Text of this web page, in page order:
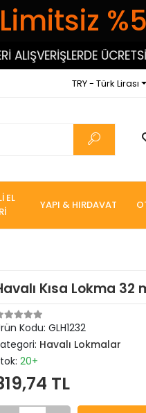
ÜCRETSİZ
TRY - Türk Lirası
EL
YAPI & HIRDAVAT
Kısa Lokma 32
Kodu: GLH1232
Havalı Lokmalar
20+
TL